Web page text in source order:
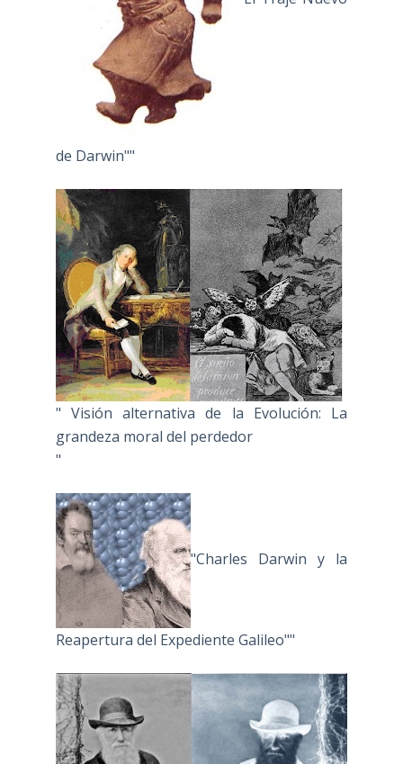
de Darwin""
" Visión alternativa de la Evolución: La
grandeza moral del perdedor
"
"Charles Darwin y la
Reapertura del Expediente Galileo""